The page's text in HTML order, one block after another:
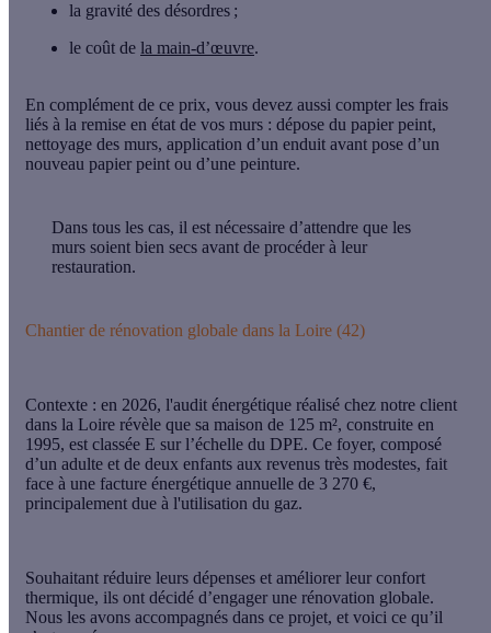
la gravité des désordres ;
le coût de la main-d’œuvre.
En complément de ce prix, vous devez aussi compter les frais
liés à la remise en état de vos murs : dépose du papier peint,
nettoyage des murs, application d’un enduit avant pose d’un
nouveau papier peint ou d’une peinture.
Dans tous les cas, il est nécessaire d’attendre que les
murs soient bien secs avant de procéder à leur
restauration.
Chantier de rénovation globale dans la Loire (42)
Contexte : en 2026, l'audit énergétique réalisé chez notre client
dans la Loire révèle que sa maison de 125 m², construite en
1995, est classée E sur l’échelle du DPE. Ce foyer, composé
d’un adulte et de deux enfants aux revenus très modestes, fait
face à une facture énergétique annuelle de 3 270 €,
principalement due à l'utilisation du gaz.
Souhaitant réduire leurs dépenses et améliorer leur confort
thermique, ils ont décidé d’engager une rénovation globale.
Nous les avons accompagnés dans ce projet, et voici ce qu’il